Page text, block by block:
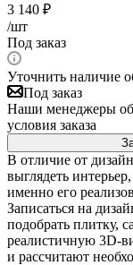
3 140 ₽
/шт
Под заказ
Уточнить наличие
Под заказ
Наши менеджеры
условия заказа
В отличие от
выглядеть
именно его
Записаться на
подобрать плитку,
реалистичную 3D-
и рассчитают